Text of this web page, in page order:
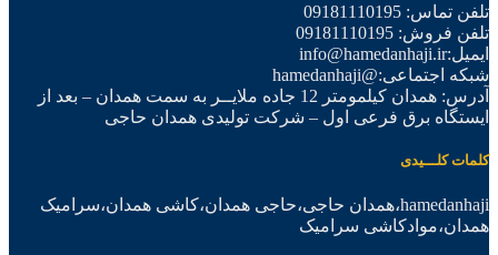
تلفن تماس: 09181110195
تلفن فروش: 09181110195
ایمیل:info@hamedanhaji.ir
شبکه اجتماعی:@hamedanhaji
آدرس: همدان کیلمومتر 12 جاده ملایــر به سمت همدان – بعد از
ایستگاه برق فرعی اول – شرکت تولیدی همدان حاجی
کلمات کلـــیدی
hamedanhaji،همدان حاجی،حاجی همدان،کاشی همدان،سرامیک
همدان،موادکاشی سرامیک